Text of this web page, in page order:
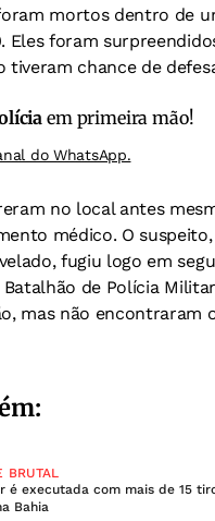
mortos dentro de
Eles foram
tiveram chance de
em primeira mão!
do WhatsApp.
no local antes
médico. O
fugiu logo em
Batalhão de Polícia
mas não encontraram
BRUTAL
é executada com mais de 15
Bahia